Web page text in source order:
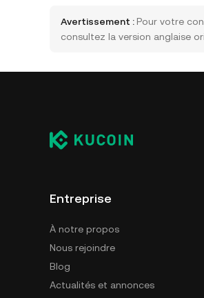
Avertissement : Pour votre
consultez la version anglaise
Entreprise
À notre propos
Nous rejoindre
Blog
Actualités et annonces